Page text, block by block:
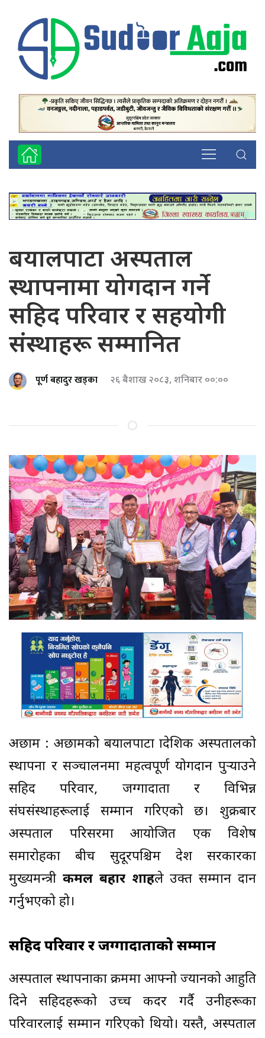
बयालपाटा अस्पताल
स्थापनामा योगदान गर्ने
सहिद परिवार र सहयोगी
संस्थाहरू सम्मानित
पूर्ण बहादुर खड्का २६ बैशाख २०८३, शनिबार ००:००
अछाम : अछामको बयालपाटा प्रादेशिक अस्पतालको
स्थापना र सञ्चालनमा महत्वपूर्ण योगदान पुर्‍याउने
सहिद परिवार, जग्गादाता र विभिन्न
संघसंस्थाहरूलाई सम्मान गरिएको छ। शुक्रबार
अस्पताल परिसरमा आयोजित एक विशेष
समारोहका बीच सुदूरपश्चिम प्रदेश सरकारका
मुख्यमन्त्री कमल बहादुर शाहले उक्त सम्मान प्रदान
गर्नुभएको हो।
सहिद परिवार र जग्गादाताको सम्मान
अस्पताल स्थापनाका क्रममा आफ्नो ज्यानको आहुति
दिने सहिदहरूको उच्च कदर गर्दै उनीहरूका
परिवारलाई सम्मान गरिएको थियो। यस्तै, अस्पताल